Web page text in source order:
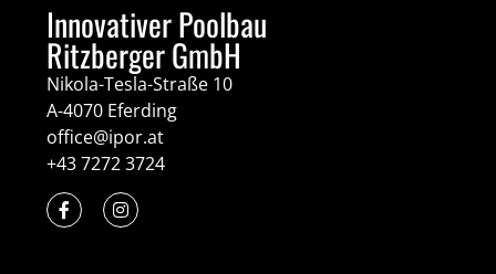
Innovativer Poolbau
Ritzberger GmbH
Nikola-Tesla-Straße 10
A-4070 Eferding
office@ipor.at
+43 7272 3724